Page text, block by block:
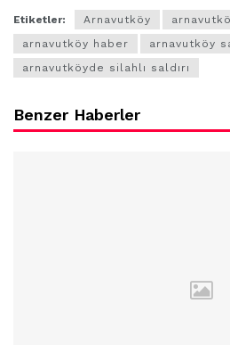
Etiketler: Arnavutköy
arnavutköy haber
arnavutköy
arnavutköyde silahlı saldırı
Benzer Haberler